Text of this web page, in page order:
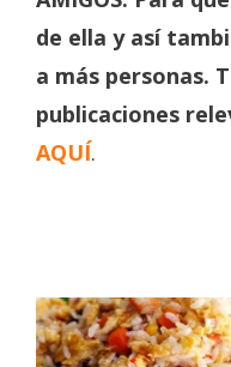
de ella y así
a más personas.
publicaciones
AQUÍ.